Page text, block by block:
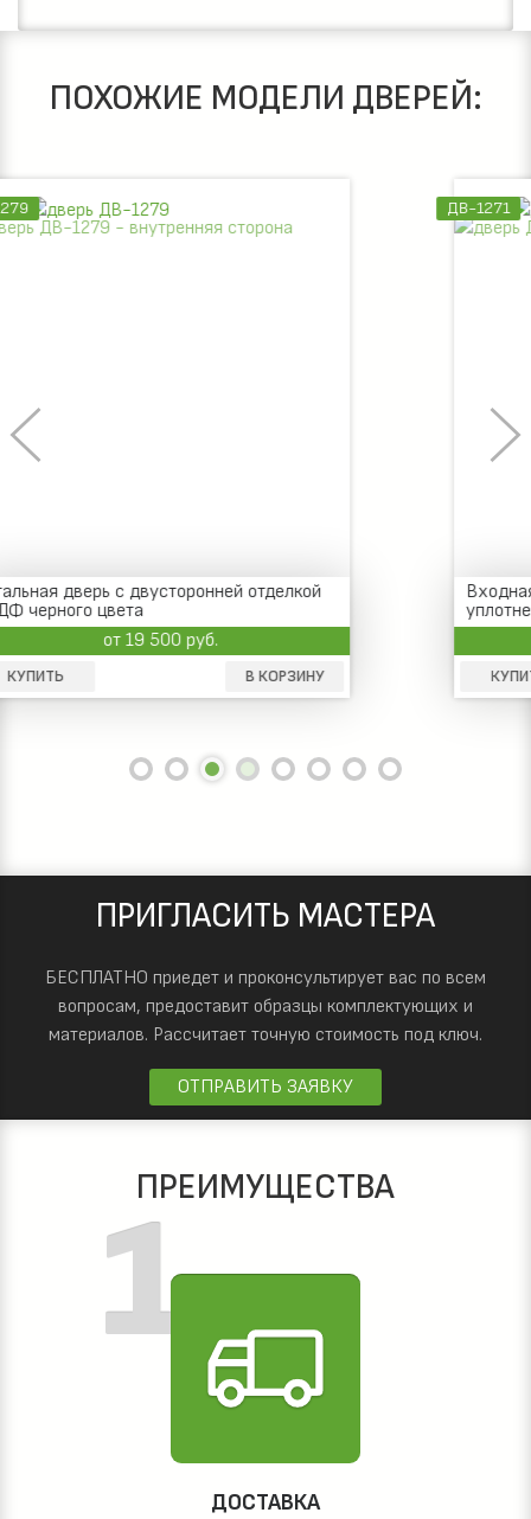
ПОХОЖИЕ МОДЕЛИ ДВЕРЕЙ:
ДВ-1271
Входная дверь с трехконтурным
уплотнением, отделка черным порошковым
покрытием, внутри шпон
от 14 900 руб.
ПРИГЛАСИТЬ МАСТЕРА
БЕСПЛАТНО приедет и проконсультирует вас по всем
вопросам, предоставит образцы комплектующих и
материалов. Рассчитает точную стоимость под ключ.
ОТПРАВИТЬ ЗАЯВКУ
ПРЕИМУЩЕСТВА
ДОСТАВКА